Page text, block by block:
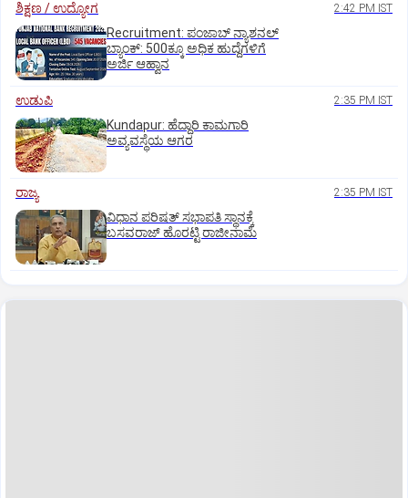
ಶಿಕ್ಷಣ / ಉದ್ಯೋಗ 2:42 PM IST
Recruitment: ಪಂಜಾಬ್‌ ನ್ಯಾಶನಲ್‌
ಬ್ಯಾಂಕ್:‌ 500ಕ್ಕೂ ಅಧಿಕ ಹುದ್ದೆಗಳಿಗೆ
ಅರ್ಜಿ ಆಹ್ವಾನ
ಉಡುಪಿ 2:35 PM IST
Kundapur: ಹೆದ್ದಾರಿ ಕಾಮಗಾರಿ
ಅವ್ಯವಸ್ಥೆಯ ಆಗರ
ರಾಜ್ಯ 2:35 PM IST
ವಿಧಾನ ಪರಿಷತ್ ಸಭಾಪತಿ ಸ್ಥಾನಕ್ಕೆ
ಬಸವರಾಜ್ ಹೊರಟ್ಟಿ ರಾಜೀನಾಮೆ